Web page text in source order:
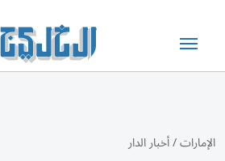
الإمارات/أخبار الدار